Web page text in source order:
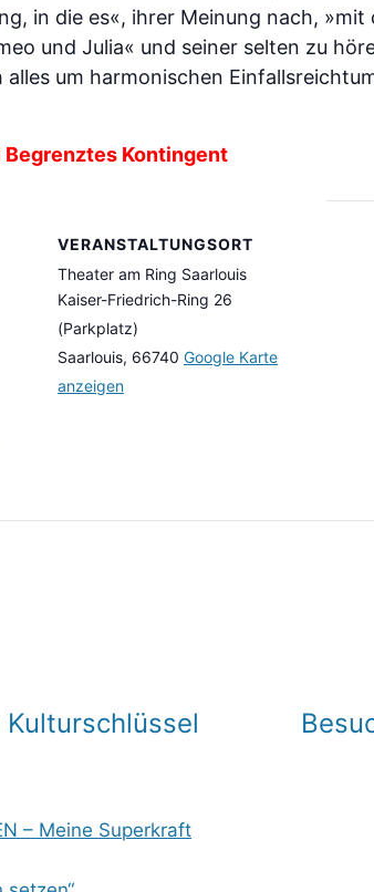
in die es«, ihrer Meinung nach, »mit
und Julia« und seiner selten zu
um harmonischen
Kontingent
VERANSTALTUNGSORT
Theater am Ring Saarlouis
Kaiser-Friedrich-Ring 26
(Parkplatz)
Saarlouis, 66740 Google Karte
anzeigen
Kulturschlüssel
– Meine Superkraft